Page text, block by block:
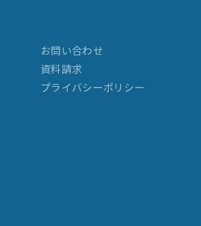
お問い合わせ
資料請求
プライバシーポリシー